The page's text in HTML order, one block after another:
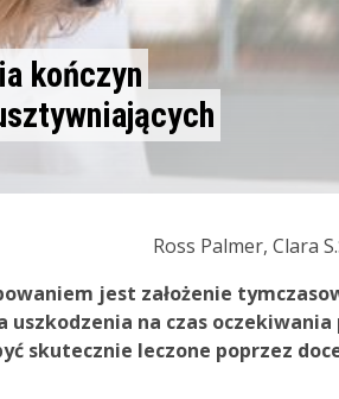
kończyn
Ross Palmer, Clara
jest założenie
na czas oczekiwania
skutecznie leczone poprzez